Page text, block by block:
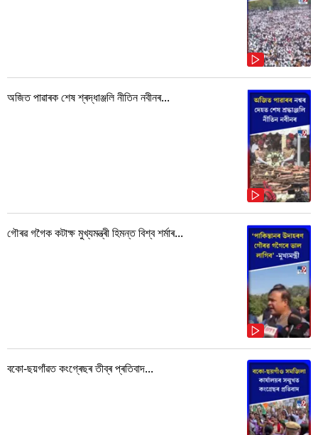
অজিত পাৱাৰক শেষ শ্ৰদ্ধাঞ্জলি নীতিন নবীনৰ...
গৌৰৱ গগৈক কটাক্ষ মুখ্যমন্ত্ৰী হিমন্ত বিশ্ব শৰ্মাৰ...
বকো-ছয়গাঁৱত কংগ্ৰেছৰ তীব্ৰ প্ৰতিবাদ...